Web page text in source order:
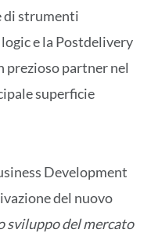
di strumenti
e la Postdelivery
prezioso partner nel
superficie
Development
del nuovo
sviluppo del mercato